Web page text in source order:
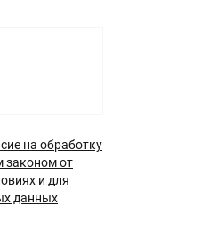
на обработку
законом от
и для
данных